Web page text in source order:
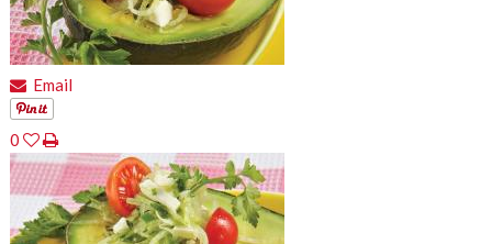
Email
0